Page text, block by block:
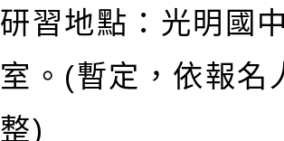
研習地點：光明國
室。(暫定，依報名
整)